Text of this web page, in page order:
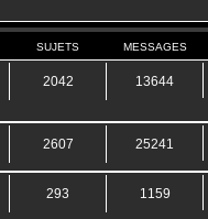
SUJETS MESSAGES
2042 13644
2607 25241
293 1159